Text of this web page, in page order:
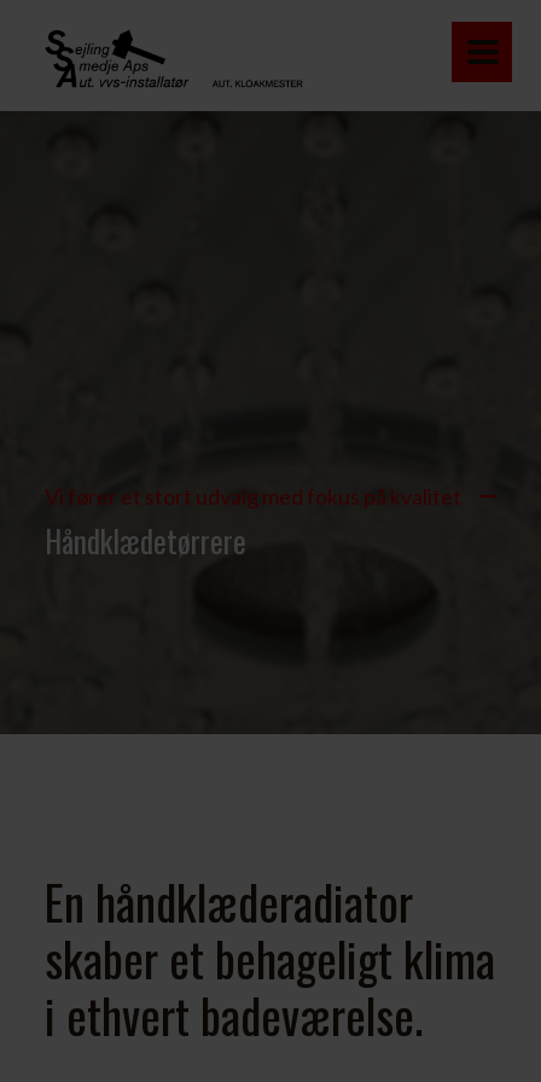
Vi fører et stort udvalg med fokus på kvalitet
Håndklædetørrere
En håndklæderadiator
skaber et behageligt klima
i ethvert badeværelse.